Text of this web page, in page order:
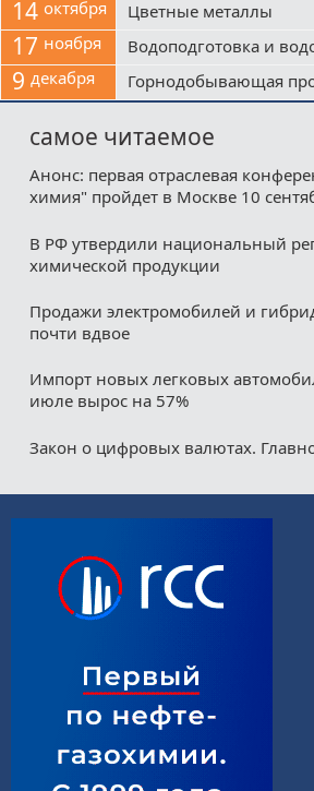
14 октября Цветные металлы
17 ноября Водоподготовка и
9 декабря Горнодобывающая
самое читаемое
Анонс: первая отраслевая
химия" пройдет в Москве 10
В РФ утвердили национальный
химической продукции
Продажи электромобилей и
почти вдвое
Импорт новых легковых
июле вырос на 57%
Закон о цифровых валютах.